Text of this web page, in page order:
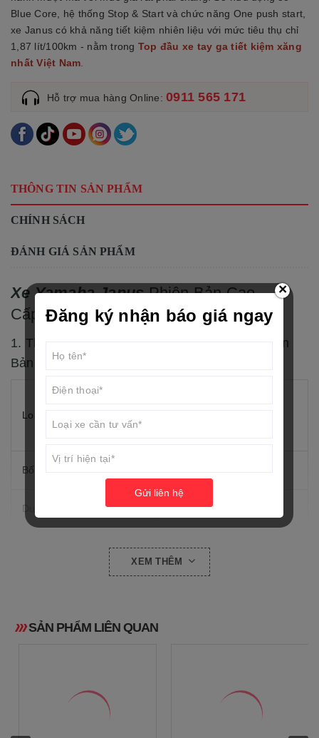
Blue Core, hệ thống Stop & Start và chức năng One push start,
xe Janus có khả năng tiết kiệm nhiên liệu với mức tiêu thụ chỉ
1,87 lít/100km - nằm trong Top đầu xe tay ga tiết kiệm xăng
nhất Việt Nam
Hỗ trợ mua hàng Online: 0911 565 171
THÔNG TIN SẢN PHẨM
CHÍNH SÁCH
ĐÁNH GIÁ SẢN PHẨM
Xe Yamaha JanusPhiên Bản Cao
Cấp Mẫu Mới.
1. Thông Số Kỹ Thuật
Phiên
Bản Cao Cấp Mẫu Mới.
Loại
Bố trí xi lanh
Dung tích xy lanh (CC) 125
Đường kính và hành trình
52,4 mm x 57,9 mm
Mô men cực đại
9.6 Nm (1.0 kgf-m)/5500
XEM THÊM
SẢN PHẨM LIÊN QUAN
Đăng ký nhận báo giá ngay
×
Gửi liên hệ